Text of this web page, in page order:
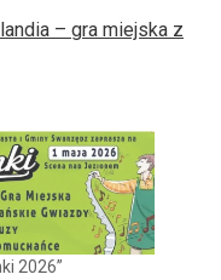
– gra miejska z
2026”